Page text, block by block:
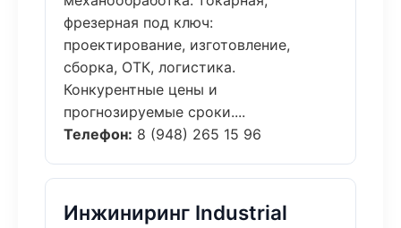
фрезерная под ключ:
проектирование, изготовление,
сборка, ОТК, логистика.
Конкурентные цены и
прогнозируемые сроки....
Телефон: 8 (948) 265 15 96
Инжиниринг Industrial